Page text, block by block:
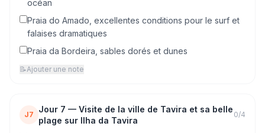
océan
Praia do Amado, excellentes conditions pour le surf et
falaises dramatiques
Praia da Bordeira, sables dorés et dunes
📝Ajouter une note
J7
Jour 7 — Visite de la ville de Tavira et sa belle
plage sur Ilha da Tavira
0/4